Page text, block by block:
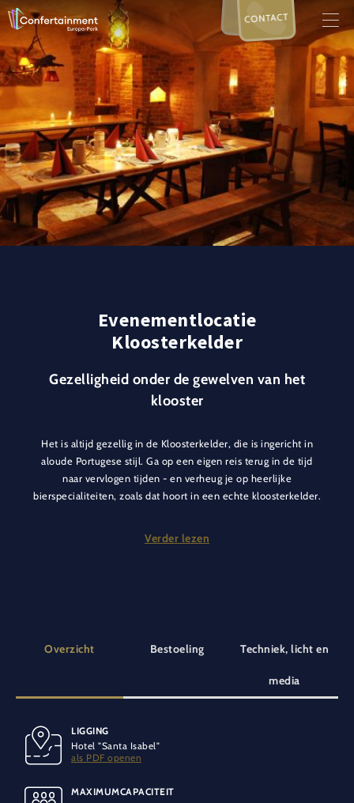
CONTACT
Evenementlocatie
Kloosterkelder
Gezelligheid onder de gewelven van het
klooster
Het is altijd gezellig in de Kloosterkelder, die is ingericht in
aloude Portugese stijl. Ga op een eigen reis terug in de tijd
naar vervlogen tijden - en verheug je op heerlijke
bierspecialiteiten, zoals dat hoort in een echte kloosterkelder.
heerlijke fondue, zorgt voor een goede bodem.
Verder lezen
Overzicht Bestoeling Techniek, licht en
media
LIGGING
Hotel "Santa Isabel"
als PDF openen
MAXIMUMCAPACITEIT
BANKETOPSTELLING
35 personen
SPECIALE VOORZIENINGEN
Klimaatbeheersing
LICHT